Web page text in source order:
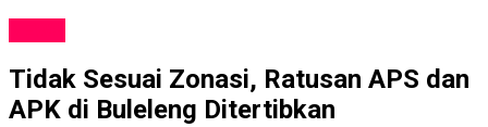
Tidak Sesuai Zonasi, Ratusan APS dan
APK di Buleleng Ditertibkan